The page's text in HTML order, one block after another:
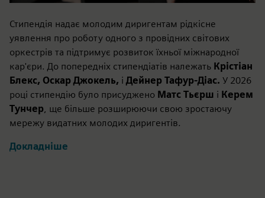
Стипендія надає молодим диригентам рідкісне
уявлення про роботу одного з провідних світових
оркестрів та підтримує розвиток їхньої міжнародної
кар'єри. До попередніх стипендіатів належать Крістіан
Блекс, Оскар Джокель, і Дейнер Тафур-Діас. У 2026
році стипендію було присуджено Матс Тьєрш і Керем
Тунчер, ще більше розширюючи свою зростаючу
мережу видатних молодих диригентів.
Докладніше